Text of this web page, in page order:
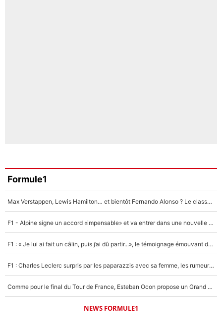
Formule1
Max Verstappen, Lewis Hamilton… et bientôt Fernando Alonso ? Le classement des pilotes les mieux payés en Formule 1 risque de changer !
F1 - Alpine signe un accord «impensable» et va entrer dans une nouvelle dimension : Grande nouvelle pour Pierre Gasly !
F1 : « Je lui ai fait un câlin, puis j’ai dû partir...», le témoignage émouvant de Max Verstappen sur sa fille
F1 : Charles Leclerc surpris par les paparazzis avec sa femme, les rumeurs étaient vraies !
Comme pour le final du Tour de France, Esteban Ocon propose un Grand Prix de Formule 1 à Paris : «Autour de l’Arc de Triomphe, ce serait génial» !
NEWS FORMULE1